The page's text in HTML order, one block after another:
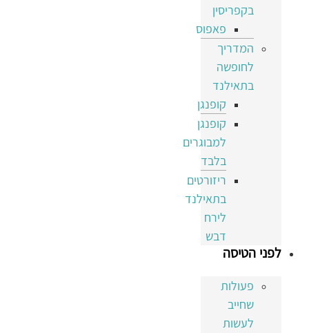
בקפריסין
פאפוס
המדריך
לחופשה
בתאילנד
קופנגן
קופנגן
למבוגרים
בלבד
ריזורטים
בתאילנד
לירח
דבש
לפני הטיסה
פעולות
שחייב
לעשות